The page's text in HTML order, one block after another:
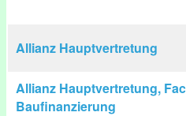
Allianz Hauptvertretung
Allianz Hauptvertretung,
Baufinanzierung